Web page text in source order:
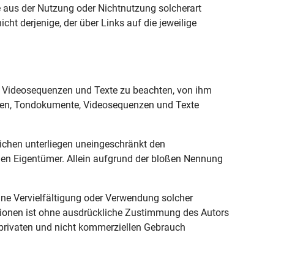
der Nutzung oder Nichtnutzung solcherart
derjenige, der über Links auf die jeweilige
und Texte zu beachten, von ihm
Tondokumente, Videosequenzen und Texte
unterliegen uneingeschränkt den
Eigentümer. Allein aufgrund der bloßen Nennung
Vervielfältigung oder Verwendung solcher
ist ohne ausdrückliche Zustimmung des Autors
und nicht kommerziellen Gebrauch